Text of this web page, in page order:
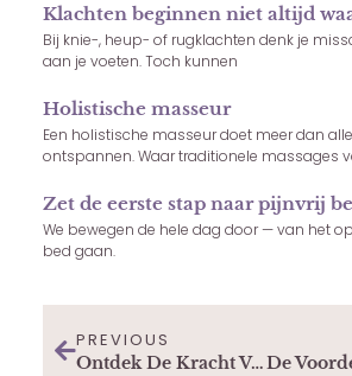
Klachten beginnen niet altijd
Bij knie-, heup- of rugklachten denk je
aan je voeten. Toch kunnen
Holistische masseur
Een holistische masseur doet meer dan
ontspannen. Waar traditionele massages
Zet de eerste stap naar pijnvrij
We bewegen de hele dag door — van het
bed gaan.
PREVIOUS
Ontdek De Kracht Van Massage Voor Je Algehele Welzijn